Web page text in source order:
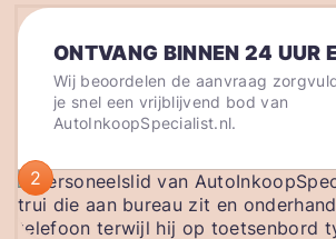
ONTVANG BINNEN 24 UUR
Wij beoordelen de aanvraag
je snel een vrijblijvend bod van
AutoInkoopSpecialist.nl.
2